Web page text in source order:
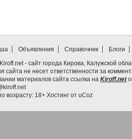
Объявления Справочник
Блоги
Kiroff.net - сайт города Кирова, Калужской
сайта не несет ответственности за
материалов сайта ссылка на Kiroff.net
возрасту: 18+ Хостинг от uCoz